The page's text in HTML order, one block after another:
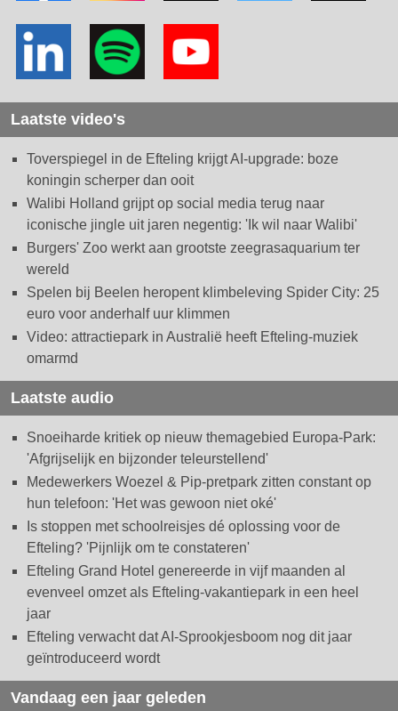
Laatste video's
Toverspiegel in de Efteling krijgt AI-upgrade: boze
koningin scherper dan ooit
Walibi Holland grijpt op social media terug naar
iconische jingle uit jaren negentig: 'Ik wil naar Walibi'
Burgers' Zoo werkt aan grootste zeegrasaquarium ter
wereld
Spelen bij Beelen heropent klimbeleving Spider City: 25
euro voor anderhalf uur klimmen
Video: attractiepark in Australië heeft Efteling-muziek
omarmd
Laatste audio
Snoeiharde kritiek op nieuw themagebied Europa-Park:
'Afgrijselijk en bijzonder teleurstellend'
Medewerkers Woezel & Pip-pretpark zitten constant op
hun telefoon: 'Het was gewoon niet oké'
Is stoppen met schoolreisjes dé oplossing voor de
Efteling? 'Pijnlijk om te constateren'
Efteling Grand Hotel genereerde in vijf maanden al
evenveel omzet als Efteling-vakantiepark in een heel
jaar
Efteling verwacht dat AI-Sprookjesboom nog dit jaar
geïntroduceerd wordt
Vandaag een jaar geleden